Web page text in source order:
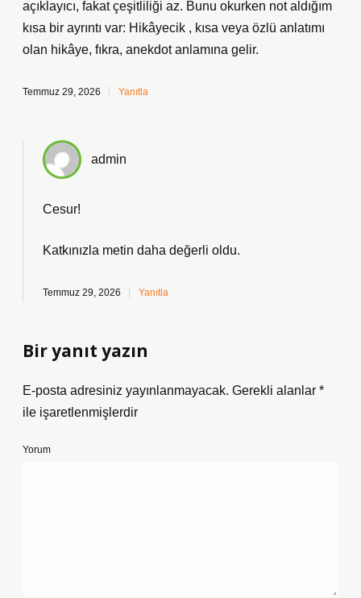
açıklayıcı, fakat çeşitliliği az. Bunu okurken not aldığım
kısa bir ayrıntı var: Hikâyecik , kısa veya özlü anlatımı
olan hikâye, fıkra, anekdot anlamına gelir.
Temmuz 29, 2026 Yanıtla
admin
Cesur!
Katkınızla metin daha değerli oldu.
Temmuz 29, 2026 Yanıtla
Bir yanıt yazın
E-posta adresiniz yayınlanmayacak. Gerekli alanlar *
ile işaretlenmişlerdir
Yorum